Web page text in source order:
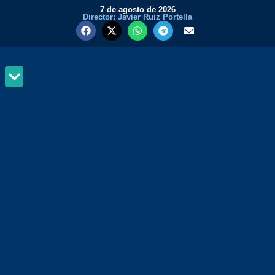
7 de agosto de 2026
Director: Javier Ruiz Portella